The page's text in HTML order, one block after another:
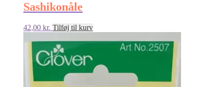
Sashikonåle
42,00 kr. Tilføj til kurv